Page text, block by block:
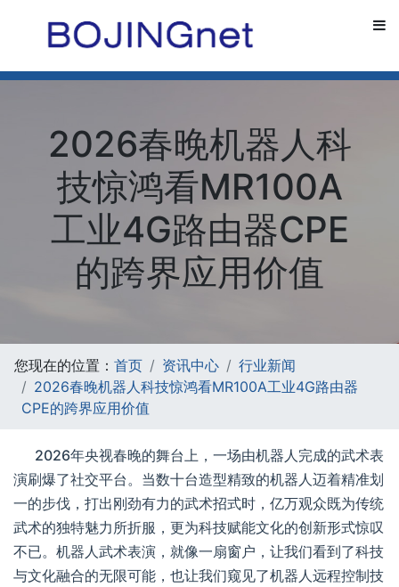
2026春晚机器人科
技惊鸿看MR100A
工业4G路由器CPE
的跨界应用价值
您现在的位置： 首页 资讯中心
行业新闻
2026春晚机器人科技惊鸿看MR100A工业4G路由器
CPE的跨界应用价值
2026年央视春晚的舞台上，一场由机器人完成的武术表
演刷爆了社交平台。当数十台造型精致的机器人迈着精准划
一的步伐，打出刚劲有力的武术招式时，亿万观众既为传统
武术的独特魅力所折服，更为科技赋能文化的创新形式惊叹
不已。机器人武术表演，就像一扇窗户，让我们看到了科技
与文化融合的无限可能，也让我们窥见了机器人远程控制技